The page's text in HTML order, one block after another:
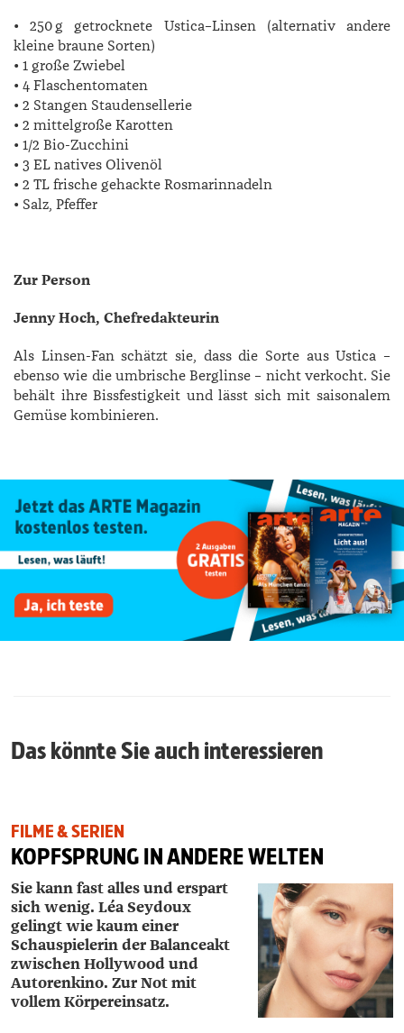
• 250 g getrocknete Ustica–Linsen (alternativ andere
kleine braune Sorten)
• 1 große Zwiebel
• 4 Flaschentomaten
• 2 Stangen Staudensellerie
• 2 mittelgroße Karotten
• 1/2 Bio-Zucchini
• 3 EL natives Olivenöl
• 2 TL frische gehackte Rosmarinnadeln
• Salz, Pfeffer
Zur Person
Jenny Hoch, Chefredakteurin
Als Linsen-Fan schätzt sie, dass die Sorte aus Ustica –
ebenso wie die umbrische Berglinse – nicht verkocht. Sie
behält ihre Bissfestigkeit und lässt sich mit saisonalem
Gemüse kombinieren.
Das könnte Sie auch interessieren
FILME & SERIEN
KOPFSPRUNG IN ANDERE WELTEN
Sie kann fast alles und erspart
sich wenig. Léa ­Seydoux
gelingt wie kaum einer
Schauspielerin der Balanceakt
zwischen Hollywood und
Autorenkino. Zur Not mit
vollem Körpereinsatz.